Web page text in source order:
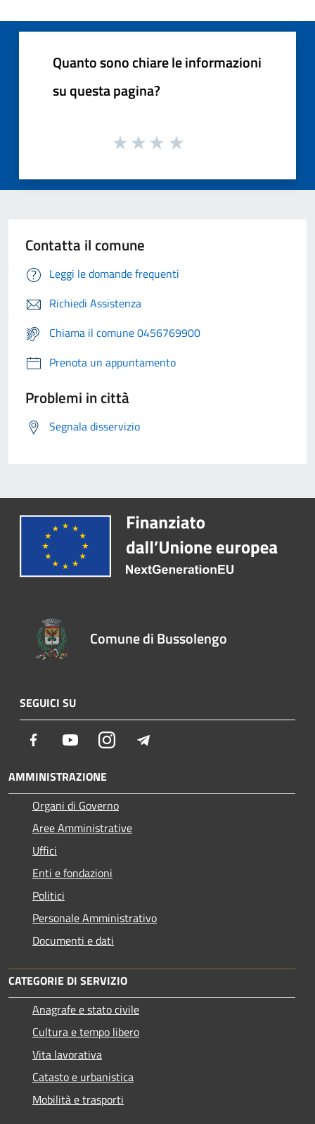
Quanto sono chiare le informazioni
su questa pagina?
Contatta il comune
Leggi le domande frequenti
Richiedi Assistenza
Chiama il comune 0456769900
Prenota un appuntamento
Problemi in città
Segnala disservizio
Comune di Bussolengo
SEGUICI SU
Facebook YoutubeInstagram
AMMINISTRAZIONE
Organi di Governo
Aree Amministrative
Uffici
Enti e fondazioni
Politici
Personale Amministrativo
Documenti e dati
CATEGORIE DI SERVIZIO
Anagrafe e stato civile
Cultura e tempo libero
Vita lavorativa
Catasto e urbanistica
Mobilità e trasporti